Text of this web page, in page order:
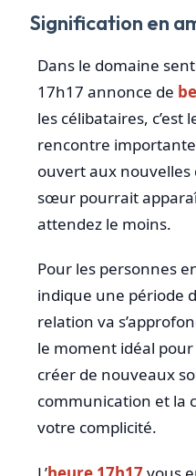
Signification en
Dans le domaine
17h17 annonce de
les célibataires, c’est
rencontre
ouvert aux nouvelles
sœur pourrait
attendez le moins.
Pour les personnes
indique une période
relation va
le moment idéal
créer de nouveaux
communication et la
votre complicité.